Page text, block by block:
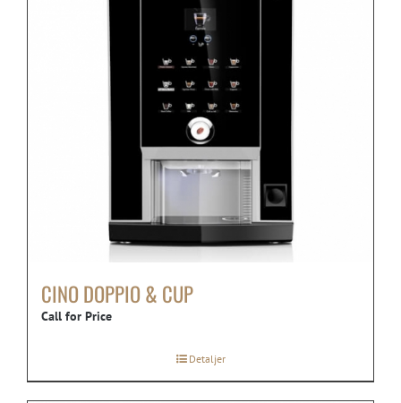
CINO DOPPIO & CUP
Call for Price
Detaljer